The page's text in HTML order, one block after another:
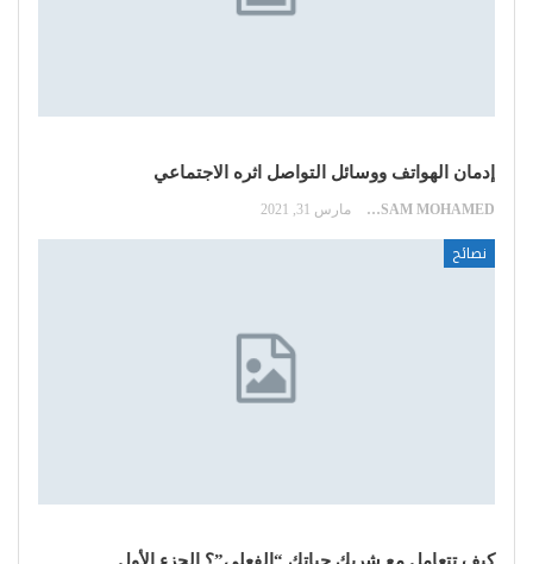
إدمان الهواتف ووسائل التواصل اثره الاجتماعي
HOSSAM MOHAMED مارس 31, 2021
نصائح